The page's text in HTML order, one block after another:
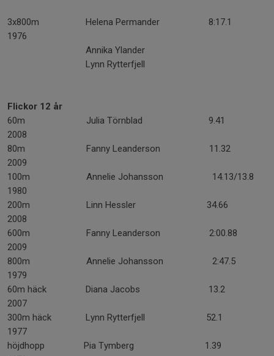
3x800m Helena Permander 8:17.1
1976
Annika Ylander
Lynn Rytterfjell
Flickor 12 år
60m Julia Törnblad 9.41
2008
80m Fanny Leanderson 11.32
2009
100m Annelie Johansson 14.13/13.8
1980
200m Linn Hessler 34.66
2008
600m Fanny Leanderson 2:00.88
2009
800m Annelie Johansson 2:47.5
1979
60m häck Diana Jacobs 13.2
2007
300m häck Lynn Rytterfjell 52.1
1977
höjdhopp Pia Tymberg 1.39